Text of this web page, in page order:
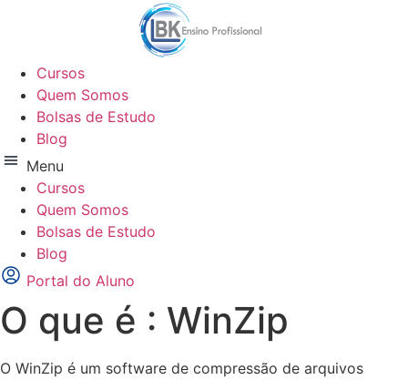
conteúdo
Cursos
Quem Somos
Bolsas de Estudo
Blog
Menu
Cursos
Quem Somos
Bolsas de Estudo
Blog
Portal do Aluno
O que é : WinZip
O WinZip é um software de compressão de arquivos